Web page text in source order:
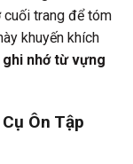
cuối trang để tóm
khuyến khích
ghi nhớ từ vựng
Ôn Tập